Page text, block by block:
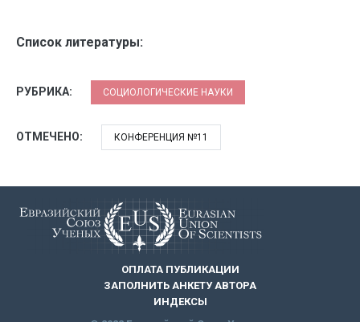
Список литературы:
РУБРИКА: СОЦИОЛОГИЧЕСКИЕ НАУКИ
ОТМЕЧЕНО: КОНФЕРЕНЦИЯ №11
ОПЛАТА ПУБЛИКАЦИИ
ЗАПОЛНИТЬ АНКЕТУ АВТОРА
ИНДЕКСЫ